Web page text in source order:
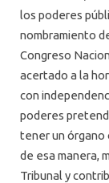
los poderes
nombramiento
Congreso
acertado a la
con
poderes
tener un órgano
de esa manera,
Tribunal y